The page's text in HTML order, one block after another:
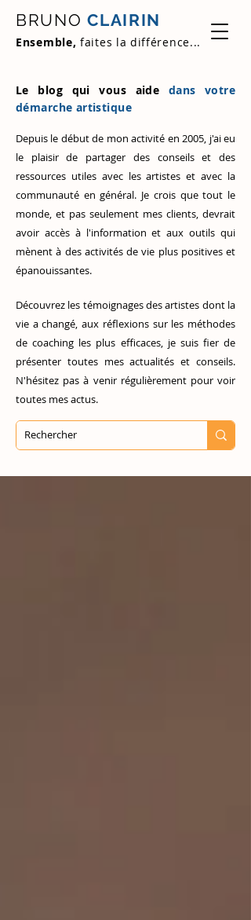
BRUNO CLAIRIN
Ensemble, faites la différence...
Le blog qui vous aide dans votre
démarche artistique
Depuis le début de mon activité en 2005, j'ai eu
le plaisir de partager des conseils et des
ressources utiles avec les artistes et avec la
communauté en général. Je crois que tout le
monde, et pas seulement mes clients, devrait
avoir accès à l'information et aux outils qui
mènent à des activités de vie plus positives et
épanouissantes.
Découvrez les témoignages des artistes dont la
vie a changé, aux réflexions sur les méthodes
de coaching les plus efficaces, je suis fier de
présenter toutes mes actualités et conseils.
N'hésitez pas à venir régulièrement pour voir
toutes mes actus.